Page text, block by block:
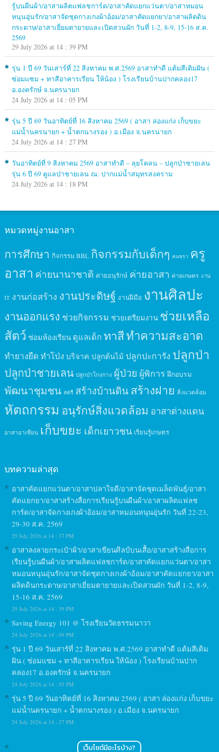
รู้บนผืนผ้า/อาสาผลิตแฟลชการ์ด/อาสาคัดแยกแว่นตา/อาสาหมอน
หนุนอุ่นรัก/อาสาจัดชุดกางเกงผ้าอ้อม/อาสาคัดแยกยา/อาสาผลิตดิน
กระดาษ/อาสาเยี่ยมตายายและเปิดสวนผัก วันที่ 1-2, 8-9, 15-16 ส.ค.
2569
29 July 2026 at 14 : 39 PM
รุ่น 1 ปี 69 วันเสาร์ที่ 22 สิงหาคม พ.ศ.2569 อาสาทำดี แต้มสีเติมฝัน (
ซ่อมแซม + ทาสีอาคารเรียน ให้น้อง ) โรงเรียนบ้านปากคลอง17
อ.องครักษ์ จ.นครนายก
24 July 2026 at 14 : 05 PM
รุ่น 5 ปี 69 วันอาทิตย์ที่ 16 สิงหาคม 2569 ( อาสา ล่องแก่ง เก็บขยะ
แม่น้ำนครนายก + น้ำตกนางรอง ) อ.เมือง จ.นครนายก
24 July 2026 at 14 : 27 PM
วันอาทิตย์ที่ 9 สิงหาคม 2569 อาสาทำดี – ลุยโคลน – ปลูกป่าชายเลน
รุ่น 6 ปี 69 ดูแลป่าชายเลน ณ. ปากแม่น้ำสมุทรสงคราม
24 July 2026 at 14 : 18 PM
หมวดหมู่งานอาสา
การศึกษา กิจกรรม BBL กิจกรรมกับเด็กๆ คนชรา ครู
อาสา ค่ายนานาชาติ ค่ายอนุรักษ์ ค่ายอาสา ค่ายเกษตร งาน
IT งานก่อสร้าง งานประดิษฐ์ งานฝีมือ งานศิลปะ
งานออกแรง ช่วยกิจกรรม ช่วยเตรียมงาน ช่วยเหลือ
สัตว์ ซ่อมห้องเรียน ดูแลเด็ก ทาสีทำความสะอาด
ทำยางยืด ทำโป่ง บริจาค ปลูกต้นไม้ ปลูกปะการัง ปลูกป่า
ปลูกป่าชายเลน ปลูกป่าโกงกาง ผู้ป่วย ผู้พิการ ฝึกอบรม
พัฒนาชุมชน สตรี สร้างบ้านดินสร้างฝาย สิ่งแวดล้อม
หัตถกรรม อนุรักษ์สิ่งแวดล้อม อาสาต่างแดน
อาสาอาเซียน เก็บขยะ เด็กเยาวชน เรียนรู้เกษตร
บทความล่าสุด
อาสาคัดแยกแว่นตา/อาสาปลาใจดี/อาสาจัดชุดเมล็ดพันธุ์/อาสา
คัดแยกยา/อาสาสร้างสื่อการเรียนรู้บนผืนผ้า/อาสาผลิตแฟลช
การ์ด/อาสาจัดกางเกงผ้าอ้อม/อาสาหมอนหนุนอุ่นรัก วันที่ 22-23,
29-30 ส.ค. 2569
29 July 2026 at 14 : 37 PM
อาสาลงลายกระเป๋าผ้า/อาสาเขียนศิลป์บนเสื้อ/อาสาสร้างสื่อการ
เรียนรู้บนผืนผ้า/อาสาผลิตแฟลชการ์ด/อาสาคัดแยกแว่นตา/อาสา
หมอนหนุนอุ่นรัก/อาสาจัดชุดกางเกงผ้าอ้อม/อาสาคัดแยกยา/อาสา
ผลิตดินกระดาษ/อาสาเยี่ยมตายายและเปิดสวนผัก วันที่ 1-2, 8-9,
15-16 ส.ค. 2569
29 July 2026 at 14 : 39 PM
Saving Energy 101 @ โรงเรียนวัดธรรมนาวา
24 July 2026 at 14 : 09 PM
รุ่น 1 ปี 69 วันเสาร์ที่ 22 สิงหาคม พ.ศ.2569 อาสาทำดี แต้มสีเติม
ฝัน ( ซ่อมแซม + ทาสีอาคารเรียน ให้น้อง ) โรงเรียนบ้านปาก
คลอง17 อ.องครักษ์ จ.นครนายก
24 July 2026 at 14 : 05 PM
รุ่น 5 ปี 69 วันอาทิตย์ที่ 16 สิงหาคม 2569 ( อาสา ล่องแก่ง เก็บขยะ
แม่น้ำนครนายก + น้ำตกนางรอง ) อ.เมือง จ.นครนายก
24 July 2026 at 14 : 27 PM
เว็บไซต์มีอะไรบ้าง?